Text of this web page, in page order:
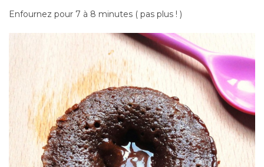
Enfournez pour 7 à 8 minutes ( pas plus ! )